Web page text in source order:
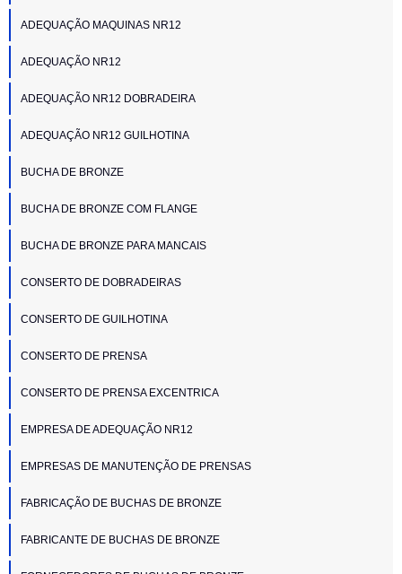
ADEQUAÇÃO MAQUINAS NR12
ADEQUAÇÃO NR12
ADEQUAÇÃO NR12 DOBRADEIRA
ADEQUAÇÃO NR12 GUILHOTINA
BUCHA DE BRONZE
BUCHA DE BRONZE COM FLANGE
BUCHA DE BRONZE PARA MANCAIS
CONSERTO DE DOBRADEIRAS
CONSERTO DE GUILHOTINA
CONSERTO DE PRENSA
CONSERTO DE PRENSA EXCENTRICA
EMPRESA DE ADEQUAÇÃO NR12
EMPRESAS DE MANUTENÇÃO DE PRENSAS
FABRICAÇÃO DE BUCHAS DE BRONZE
FABRICANTE DE BUCHAS DE BRONZE